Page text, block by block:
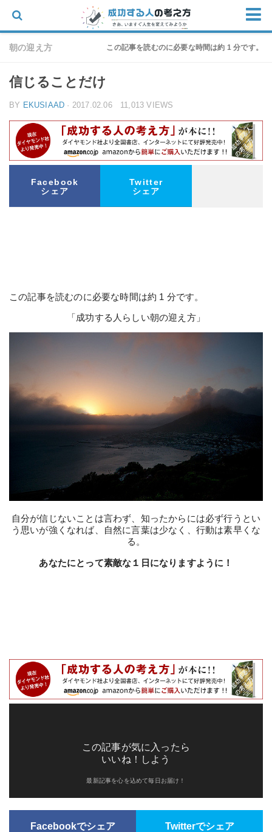
ホーム
仕事
物語
家族
朝の迎え方
お問い合わせ
朝の迎え方 この記事を読むのに必要な時間は約 1 分です。
信じることだけ
BY EKUSIAAD · 2017.02.06 11,013 VIEWS
Facebook
シェア
Twitter
シェア
この記事を読むのに必要な時間は約 1 分です。
「成功する人らしい朝の迎え方」
自分が信じないことは言わず、知ったからには必ず行うと い
う思いが強くなれば、自然に言葉は少なく、行動は素早くな
る。
あなたにとって素敵な１日になりますように！
この記事が気に入ったら
いいね！しよう
最新記事を心を込めて毎日お届け！
Facebookでシェア Twitterでシェア